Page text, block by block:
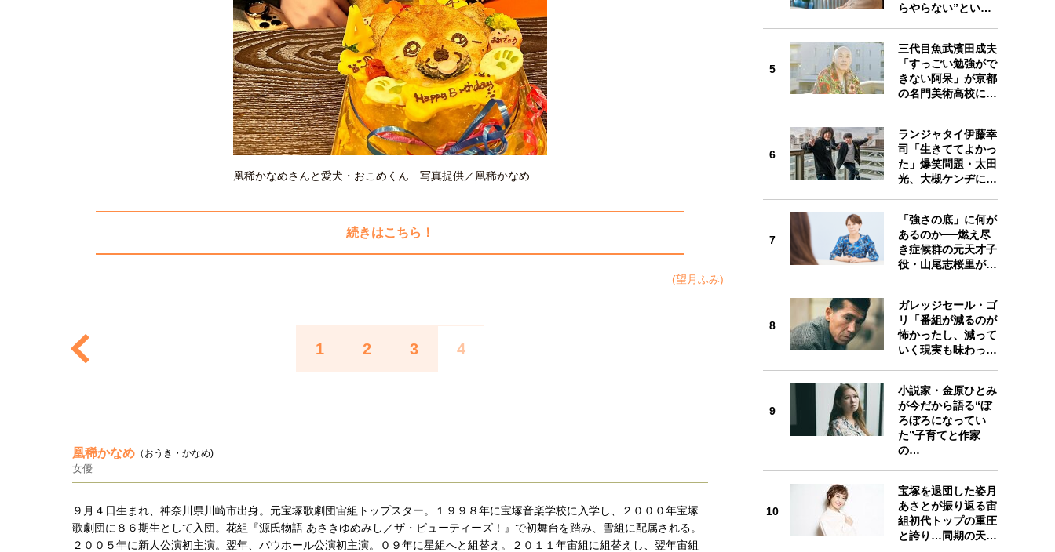
凰稀かなめさんと愛犬・おこめくん 写真提供／凰稀かなめ
続きはこちら！
(望月ふみ)
1 2 3 4
凰稀かなめ （おうき・かなめ)
女優
９月４日生まれ、神奈川県川崎市出身。元宝塚歌劇団宙組トップスター。１９９８年に宝塚音楽学校に入学し、２０００年宝塚
歌劇団に８６期生として入団。花組『源氏物語 あさきゆめみし／ザ・ビューティーズ！』で初舞台を踏み、雪組に配属される。
２００５年に新人公演初主演。翌年、バウホール公演初主演。０９年に星組へと組替え。２０１１年宙組に組替えし、翌年宙組
らやらない”とい…
5
三代目魚武濱田成夫
「すっごい勉強がで
きない阿呆」が京都
の名門美術高校に…
6
ランジャタイ伊藤幸
司「生きててよかっ
た」爆笑問題・太田
光、大槻ケンヂに…
7
「強さの底」に何が
あるのか──燃え尽
き症候群の元天才子
役・山尾志桜里が…
8
ガレッジセール・ゴ
リ「番組が減るのが
怖かったし、減って
いく現実も味わっ…
9
小説家・金原ひとみ
が今だから語る“ぼ
ろぼろになってい
た”子育てと作家
の…
10
宝塚を退団した姿月
あさとが振り返る宙
組初代トップの重圧
と誇り…同期の天…